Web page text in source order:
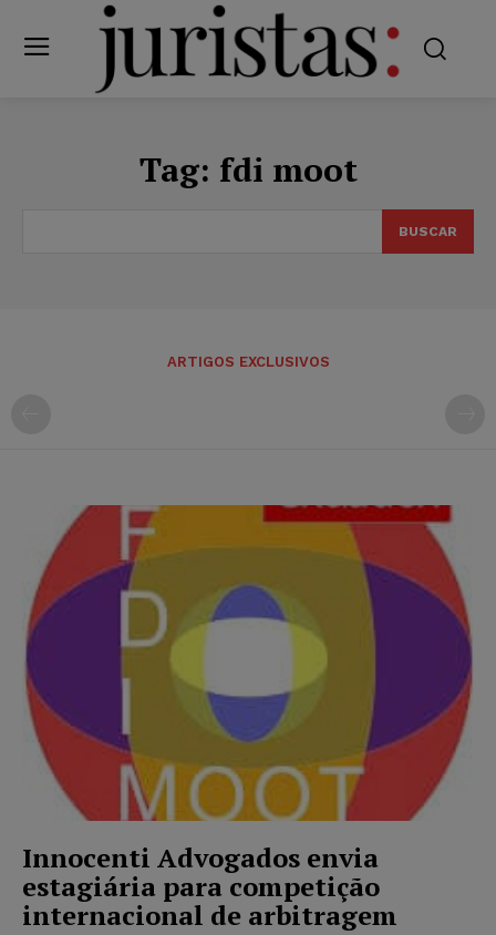
Tag: fdi moot
BUSCAR
ARTIGOS EXCLUSIVOS
Innocenti Advogados envia
estagiária para competição
internacional de arbitragem